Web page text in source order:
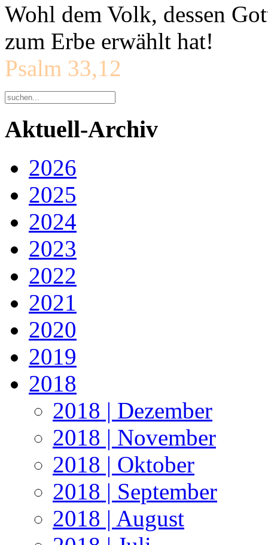
Wohl dem Volk, dessen
zum Erbe erwählt hat!
Psalm 33,12
Aktuell-Archiv
2026
2025
2024
2023
2022
2021
2020
2019
2018
2018 | Dezember
2018 | November
2018 | Oktober
2018 | September
2018 | August